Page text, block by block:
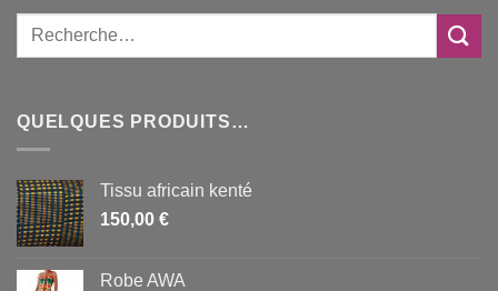
QUELQUES PRODUITS…
Tissu africain kenté
150,00 €
Robe AWA